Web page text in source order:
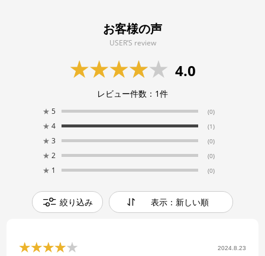
お客様の声
USER’S review
4.0
レビュー件数： 1件
★ 5 (0)
★ 4 (1)
★ 3 (0)
★ 2 (0)
★ 1 (0)
絞り込み 表示：新しい順
2024.8.23